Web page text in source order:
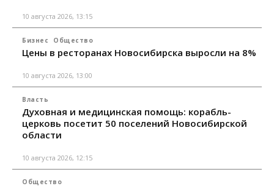
10 августа 2026, 13:15
Бизнес Общество
Цены в ресторанах Новосибирска выросли на 8%
10 августа 2026, 13:00
Власть
Духовная и медицинская помощь: корабль-
церковь посетит 50 поселений Новосибирской
области
10 августа 2026, 12:15
Общество